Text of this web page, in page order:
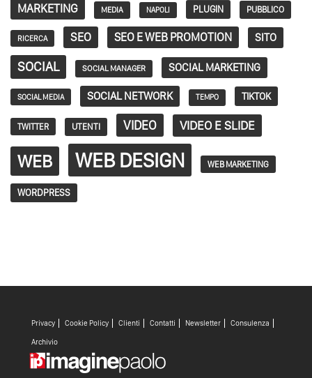
MARKETING MEDIA NAPOLI PLUGIN PUBBLICO
RICERCA SEO SEO E WEB PROMOTION SITO
SOCIAL SOCIAL MANAGER SOCIAL MARKETING
SOCIAL MEDIA SOCIAL NETWORK TEMPO TIKTOK
TWITTER UTENTI VIDEO VIDEO E SLIDE
WEB WEB DESIGN WEB MARKETING
WORDPRESS
Privacy Cookie Policy Clienti Contatti Newsletter Consulenza
Archivio